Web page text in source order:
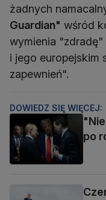
żadnych
Guardian" wśród
wymienia "zdradę"
i jego europejskim
zapewnień".
DOWIEDZ SIĘ WIĘCEJ:
po